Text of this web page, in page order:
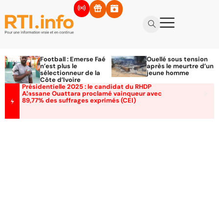
Football : Emerse Faé
n’est plus le
sélectionneur de la
Côte d’Ivoire
Ouellé sous tension
après le meurtre d’un
jeune homme
Présidentielle 2025 : le candidat du RHDP
Alassane Ouattara proclamé vainqueur avec
89,77% des suffrages exprimés (CEI)